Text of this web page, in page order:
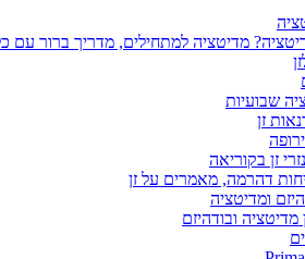
מדיטציה למתחילים, מדריך ברור עם
שבועיות
זן
זן בקוריאה
דהרמה, מאמרים על זן
ומדיטציה
מדיטציה ובודהיזם